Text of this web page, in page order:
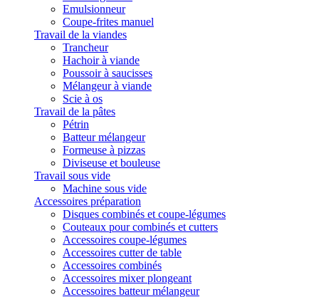
Emulsionneur
Coupe-frites manuel
Travail de la viandes
Trancheur
Hachoir à viande
Poussoir à saucisses
Mélangeur à viande
Scie à os
Travail de la pâtes
Pétrin
Batteur mélangeur
Formeuse à pizzas
Diviseuse et bouleuse
Travail sous vide
Machine sous vide
Accessoires préparation
Disques combinés et coupe-légumes
Couteaux pour combinés et cutters
Accessoires coupe-légumes
Accessoires cutter de table
Accessoires combinés
Accessoires mixer plongeant
Accessoires batteur mélangeur